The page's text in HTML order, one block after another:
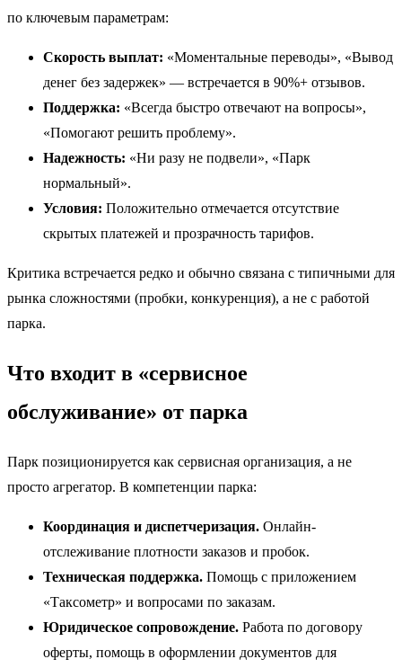
по ключевым параметрам:
Скорость выплат: «Моментальные переводы», «Вывод
денег без задержек» — встречается в 90%+ отзывов.
Поддержка: «Всегда быстро отвечают на вопросы»,
«Помогают решить проблему».
Надежность: «Ни разу не подвели», «Парк
нормальный».
Условия: Положительно отмечается отсутствие
скрытых платежей и прозрачность тарифов.
Критика встречается редко и обычно связана с типичными для
рынка сложностями (пробки, конкуренция), а не с работой
парка.
Что входит в «сервисное
обслуживание» от парка
Парк позиционируется как сервисная организация, а не
просто агрегатор. В компетенции парка:
Координация и диспетчеризация. Онлайн-
отслеживание плотности заказов и пробок.
Техническая поддержка. Помощь с приложением
«Таксометр» и вопросами по заказам.
Юридическое сопровождение. Работа по договору
оферты, помощь в оформлении документов для